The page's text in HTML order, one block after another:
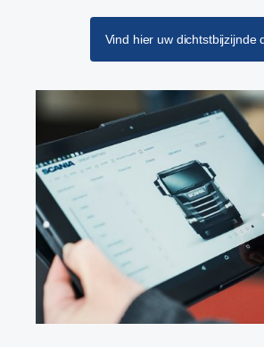
Vind hier uw dichtstbijzijnde